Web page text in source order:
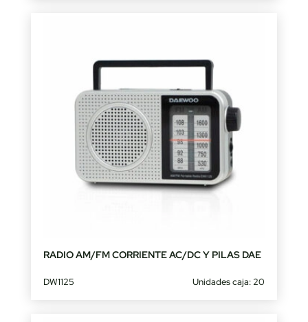
RADIO AM/FM CORRIENTE AC/DC Y PILAS DAE
DW1125 Unidades caja: 20